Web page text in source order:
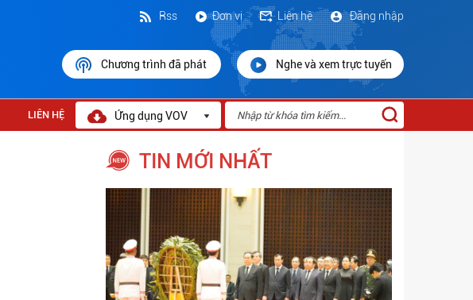
Đăng nhập
Liên hệ
Đơn vị
Rss
Chương trình đã phát Nghe và xem trực tuyến
LIÊN HỆ Ứng dụng VOV
TIN MỚI NHẤT